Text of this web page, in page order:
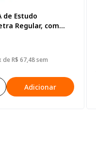
de Estudo
Regular, com
de R$ 67,48 sem
Adicionar